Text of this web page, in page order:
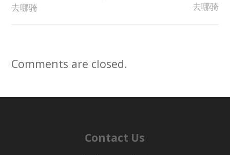
去哪骑 去哪骑
Comments are closed.
Contact Us